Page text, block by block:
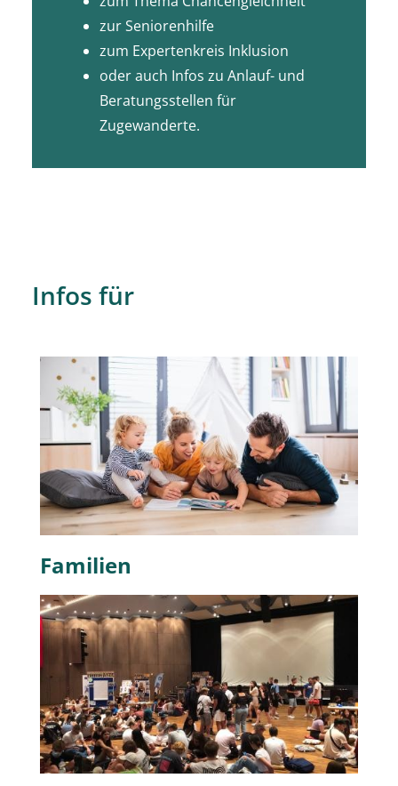
zur Seniorenhilfe
zum Expertenkreis Inklusion
oder auch Infos zu Anlauf- und
Beratungsstellen für
Zugewanderte.
Infos für
Familien